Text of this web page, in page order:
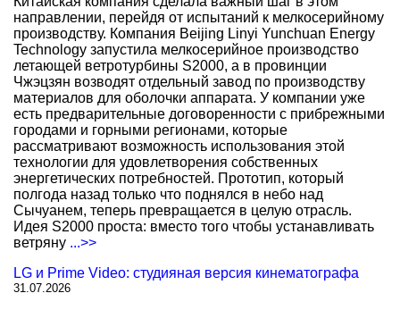
направлении, перейдя от испытаний к мелкосерийному
производству. Компания Beijing Linyi Yunchuan Energy
Technology запустила мелкосерийное производство
летающей ветротурбины S2000, а в провинции
Чжэцзян возводят отдельный завод по производству
материалов для оболочки аппарата. У компании уже
есть предварительные договоренности с прибрежными
городами и горными регионами, которые
рассматривают возможность использования этой
технологии для удовлетворения собственных
энергетических потребностей. Прототип, который
полгода назад только что поднялся в небо над
Сычуанем, теперь превращается в целую отрасль.
Идея S2000 проста: вместо того чтобы устанавливать
ветряну ...>>
LG и Prime Video: студияная версия кинематографа
31.07.2026